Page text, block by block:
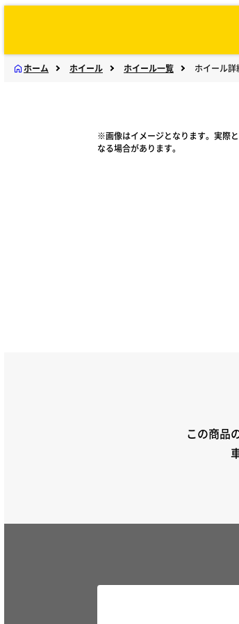
ホーム ホイール ホイール一覧 ホイール詳
※画像はイメージとなります。実際
なる場合があります。
この商品